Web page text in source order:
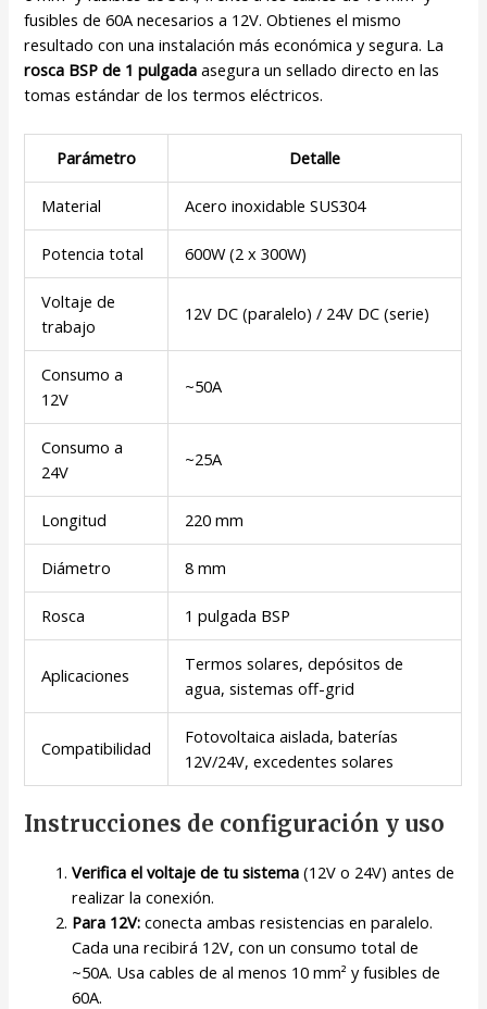
fusibles de 60A necesarios a 12V. Obtienes el mismo
resultado con una instalación más económica y segura. La
rosca BSP de 1 pulgada asegura un sellado directo en las
tomas estándar de los termos eléctricos.
Parámetro Detalle
Material Acero inoxidable SUS304
Potencia total 600W (2 x 300W)
Voltaje de
trabajo
12V DC (paralelo) / 24V DC (serie)
Consumo a
12V
~50A
Consumo a
24V
~25A
Longitud 220 mm
Diámetro 8 mm
Rosca 1 pulgada BSP
Aplicaciones
Termos solares, depósitos de
agua, sistemas off-grid
Compatibilidad
Fotovoltaica aislada, baterías
12V/24V, excedentes solares
Instrucciones de configuración y uso
Verifica el voltaje de tu sistema (12V o 24V) antes de
realizar la conexión.
Para 12V: conecta ambas resistencias en paralelo.
Cada una recibirá 12V, con un consumo total de
~50A. Usa cables de al menos 10 mm² y fusibles de
60A.